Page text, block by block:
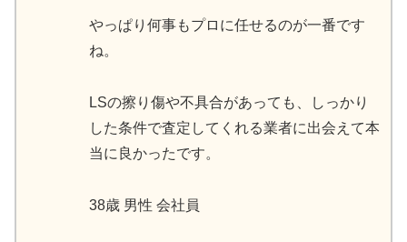
やっぱり何事もプロに任せるのが一番です
ね。
LSの擦り傷や不具合があっても、しっかり
した条件で査定してくれる業者に出会えて本
当に良かったです。
38歳 男性 会社員